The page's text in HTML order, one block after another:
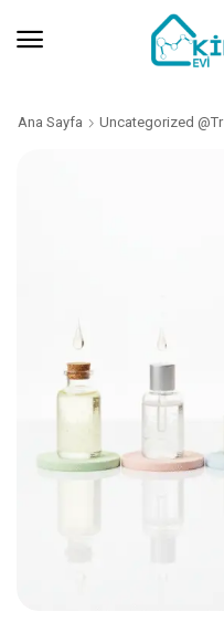
Ana Sayfa Uncategorized @tr